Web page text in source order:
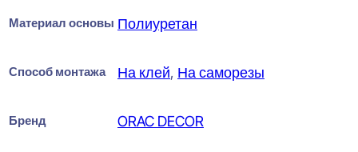
Материал основы Полиуретан
Способ монтажа На клей, На саморезы
Бренд ORAC DECOR